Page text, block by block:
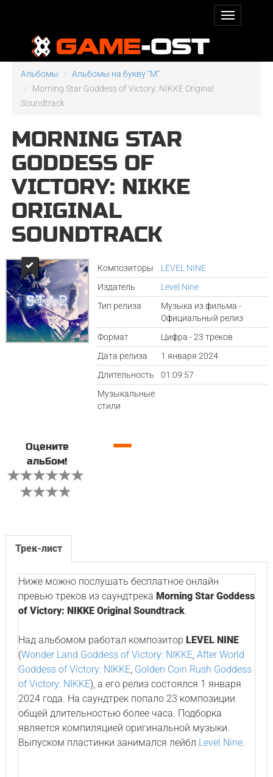
Альбомы
Альбомы на букву "M"
Morning Star Goddess of Victory: NIKKE Original
Soundtrack
MORNING STAR
GODDESS OF
VICTORY: NIKKE
ORIGINAL
SOUNDTRACK
Композиторы
LEVEL NINE
Издатель
Level Nine
Тип релиза
Музыка из фильма -
Официальный релиз
Формат
Цифра - 23 треков
Дата релиза
1 января 2024
Длительность
01:09:57
Музыкальные
стили
Оцените
альбом!
—
Трек-лист
Ниже можно послушать бесплатное онлайн
превью треков из саундтрека Morning Star Goddess
of Victory: NIKKE Original Soundtrack.
Над альбомом работал композитор LEVEL NINE
(Wonder Land Goddess of Victory: NIKKE, After World
Goddess of Victory: NIKKE, Golden Coin Rush Goddess
of Victory: NIKKE), а его релиз состоялся 1 января
2024 года. На саундтрек попало 23 композиции
общей длительностью более часа. Подборка
является компиляцией оригинальной музыки.
Выпуском пластинки занимался лейбл Level Nine.